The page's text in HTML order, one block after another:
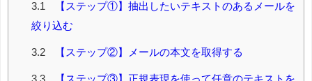
3.1
【ステップ①】抽出したいテキストのあるメールを
絞り込む
3.2 【ステップ②】メールの本文を取得する
3.3 【ステップ③】正規表現を使って任意のテキストを